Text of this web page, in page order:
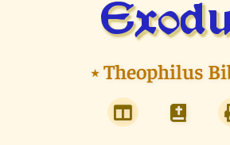
⭑Theophilus